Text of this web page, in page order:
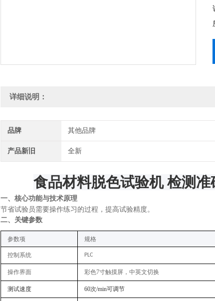
详细说明：
品牌 其他品牌
产品新旧 全新
食品材料脱色试验机 检测准
一、核心功能与技术原理
节省试验员需要操作练习的过程，提高试验精度。
二、关键参数
参数项 规格
控制系统 PLC
操作界面 彩色7寸触摸屏 ，中英文切换
测试速度 60次/min可调节